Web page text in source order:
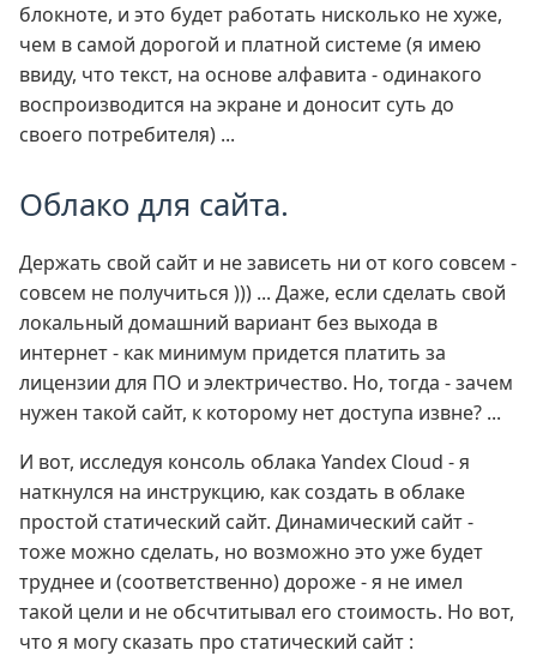
блокноте, и это будет работать нисколько не хуже,
чем в самой дорогой и платной системе (я имею
ввиду, что текст, на основе алфавита - одинакого
воспроизводится на экране и доносит суть до
своего потребителя) ...
Облако для сайта.
Держать свой сайт и не зависеть ни от кого совсем -
совсем не получиться ))) ... Даже, если сделать свой
локальный домашний вариант без выхода в
интернет - как минимум придется платить за
лицензии для ПО и электричество. Но, тогда - зачем
нужен такой сайт, к которому нет доступа извне? ...
И вот, исследуя консоль облака Yandex Cloud - я
наткнулся на инструкцию, как создать в облаке
простой статический сайт. Динамический сайт -
тоже можно сделать, но возможно это уже будет
труднее и (соответственно) дороже - я не имел
такой цели и не обсчтитывал его стоимость. Но вот,
что я могу сказать про статический сайт :